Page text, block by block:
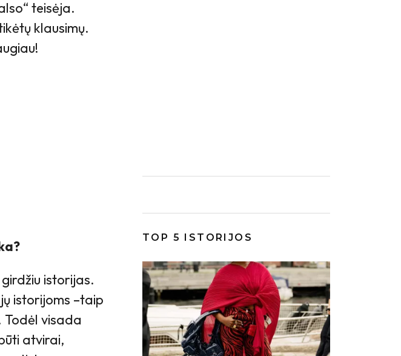
teisėja.
klausimų.
istorijas.
istorijoms –taip
Todėl visada
atvirai,
TOP 5 ISTORIJOS